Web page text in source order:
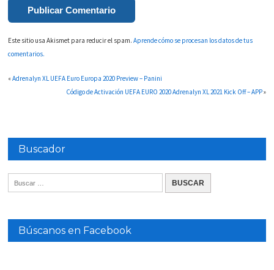
Este sitio usa Akismet para reducir el spam.Aprende cómo se procesan los datos de tus
comentarios.
«Adrenalyn XL UEFA Euro Europa 2020 Preview – Panini
Código de Activación UEFA EURO 2020 Adrenalyn XL 2021 Kick Off – APP»
Buscador
Búscanos en Facebook